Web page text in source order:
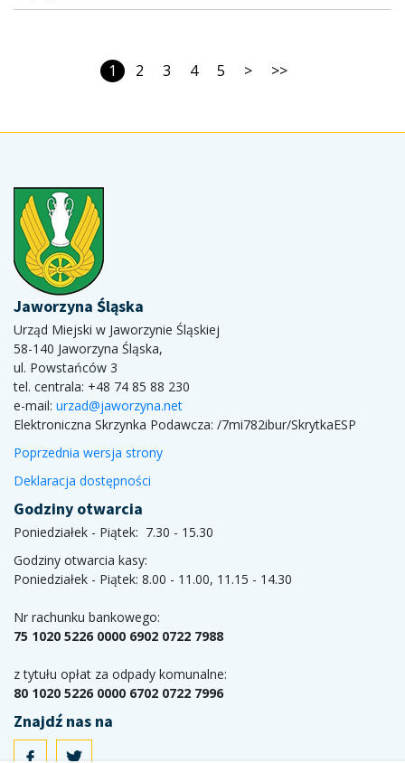
1 2 3 4 5 > >>
Jaworzyna Śląska
Urząd Miejski w Jaworzynie Śląskiej
58-140 Jaworzyna Śląska,
ul. Powstańców 3
tel. centrala: +48 74 85 88 230
e-mail: urzad@jaworzyna.net
Elektroniczna Skrzynka Podawcza: /7mi782ibur/SkrytkaESP
Poprzednia wersja strony
Deklaracja dostępności
Godziny otwarcia
Poniedziałek - Piątek: 7.30 - 15.30
Godziny otwarcia kasy:
Poniedziałek - Piątek: 8.00 - 11.00, 11.15 - 14.30
Nr rachunku bankowego:
75 1020 5226 0000 6902 0722 7988
z tytułu opłat za odpady komunalne:
80 1020 5226 0000 6702 0722 7996
Znajdź nas na